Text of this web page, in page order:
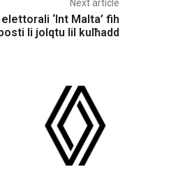
Next article
‘Int Malta’ fih
li jolqtu lil kulħadd